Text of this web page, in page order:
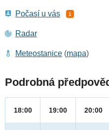
Počasí u vás 1
Radar
Meteostanice (mapa)
Podrobná
18:00 19:00 20:00